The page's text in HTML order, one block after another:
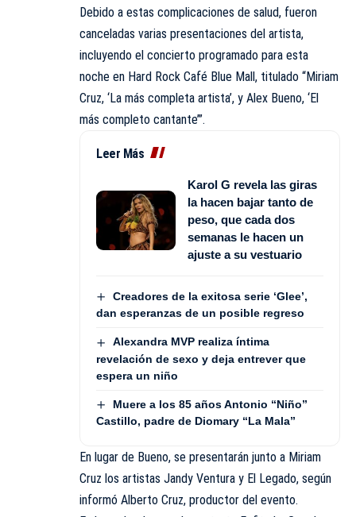
Debido a estas complicaciones de salud, fueron
canceladas varias presentaciones del artista,
incluyendo el concierto programado para esta
noche en Hard Rock Café Blue Mall, titulado “Miriam
Cruz, ‘La más completa artista’, y Alex Bueno, ‘El
más completo cantante’”.
Leer Más
Karol G revela las giras
la hacen bajar tanto de
peso, que cada dos
semanas le hacen un
ajuste a su vestuario
Creadores de la exitosa serie ‘Glee’,
dan esperanzas de un posible regreso
Alexandra MVP realiza íntima
revelación de sexo y deja entrever que
espera un niño
Muere a los 85 años Antonio “Niño”
Castillo, padre de Diomary “La Mala”
En lugar de Bueno, se presentarán junto a Miriam
Cruz los artistas Jandy Ventura y El Legado, según
informó Alberto Cruz, productor del evento.